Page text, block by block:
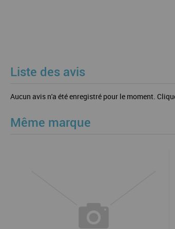
Liste des avis
Aucun avis n'a été enregistré pour le moment.
Même marque